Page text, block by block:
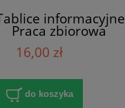
informacyjne
Praca zbiorowa
16,00 zł
do koszyka